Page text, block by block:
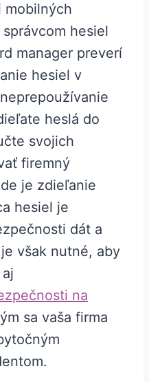
mobilných
hesiel
manager preverí
hesiel v
heslá do
svojich
firemný
je zdieľanie
hesiel je
dát a
však nutné, aby
na
sa vaša firma